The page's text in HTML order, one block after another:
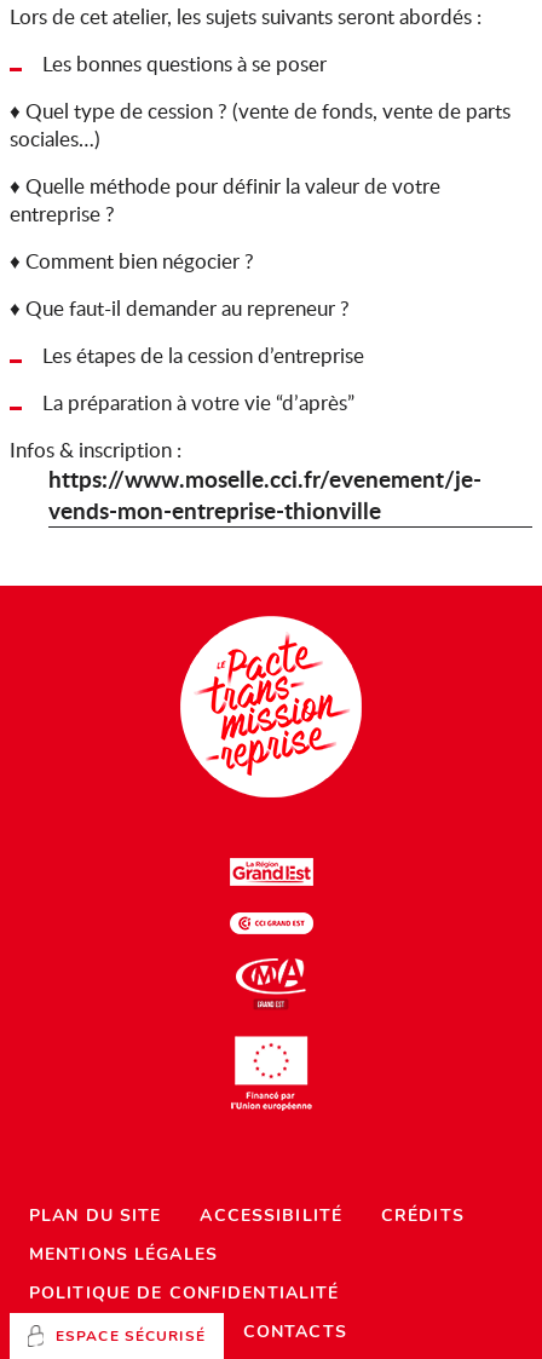
Lors de cet atelier, les sujets suivants seront abordés :
Les bonnes questions à se poser
♦ Quel type de cession ? (vente de fonds, vente de parts
sociales…)
♦ Quelle méthode pour définir la valeur de votre
entreprise ?
♦ Comment bien négocier ?
♦ Que faut-il demander au repreneur ?
Les étapes de la cession d’entreprise
La préparation à votre vie “d’après”
Infos & inscription :
https://www.moselle.cci.fr/evenement/je-
vends-mon-entreprise-thionville
PLAN DU SITE ACCESSIBILITÉ
CRÉDITS
MENTIONS LÉGALES
POLITIQUE DE CONFIDENTIALITÉ
ESPACE SÉCURISÉ CONTACTS